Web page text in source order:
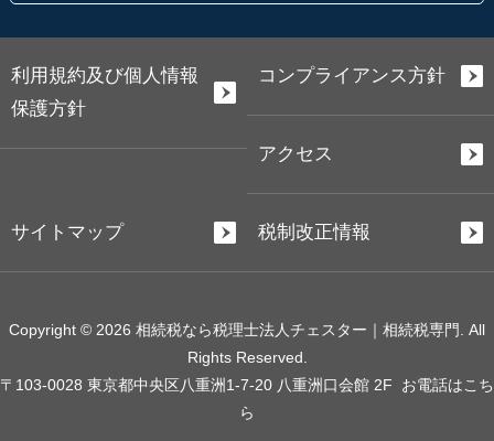
利用規約及び個人情報
保護方針
コンプライアンス方針
アクセス
サイトマップ 税制改正情報
Copyright © 2026 相続税なら税理士法人チェスター｜相続税専門. All
Rights Reserved.
〒103-0028 東京都中央区八重洲1-7-20 八重洲口会館 2F お電話はこち
ら